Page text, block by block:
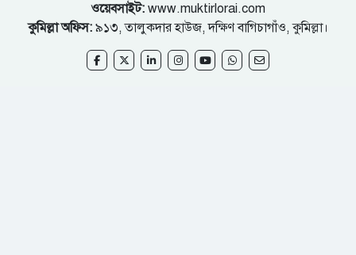
ওয়েবসাইট: www.muktirlorai.com
কুমিল্লা অফিস: ৯১৩, তালুকদার হাউজ, দক্ষিণ বাগিচাগাঁও, কুমিল্লা।